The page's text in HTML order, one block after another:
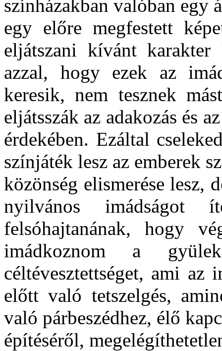
színházakban valóban egy
egy előre megfestett
eljátszani kívánt
azzal, hogy ezek az
keresik, nem tesznek
eljátsszák az adakozás és
érdekében. Ezáltal
színjáték lesz az emberek
közönség elismerése lesz,
nyilvános
felsóhajtanának, hogy
imádkoznom a
céltévesztettséget, ami az
előtt való tetszelgés,
való párbeszédhez, élő
építéséről,